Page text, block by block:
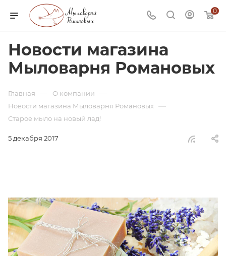
0
Новости магазина
Мыловарня Романовых
Главная — О компании —
Новости магазина Мыловарня Романовых —
Старое мыло на новый лад!
5 декабря 2017